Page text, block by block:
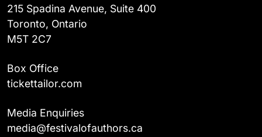
215 Spadina Avenue, Suite 400
Toronto, Ontario
M5T 2C7
Box Office
tickettailor.com
Media Enquiries
media@festivalofauthors.ca